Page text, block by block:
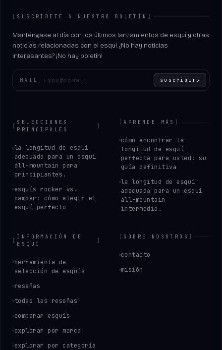
[ SUSCRÍBETE A NUESTRO BOLETÍN ]
Manténgase al día con los últimos lanzamientos de esquí y otras
noticias relacionadas con el esquí. ¿No hay noticias
interesantes? ¡No hay boletín!
MAIL › suscribir ↗
[
SELECCIONES
PRINCIPALES
]
la longitud de esquí
adecuada para un esquí
all-mountain para
principiantes.
esquís rocker vs.
camber: cómo elegir el
esquí perfecto
[APRENDE MÁS ]
cómo encontrar la
longitud de esquí
perfecta para usted: su
guía definitiva
la longitud de esquí
adecuada para un esquí
all-mountain
intermedio.
[
INFORMACIÓN DE
ESQUÍ
]
herramienta de
selección de esquís
reseñas
todas las reseñas
comparar esquís
explorar por marca
explorar por categoría
[ SOBRE NOSOTROS ]
contacto
misión